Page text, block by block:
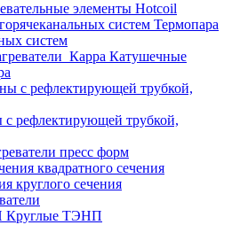
элементы Hotcoil
Термопара
систем
Катушечные
рефлектирующей трубкой,
пресс форм
квадратного сечения
круглого сечения
Круглые ТЭНП